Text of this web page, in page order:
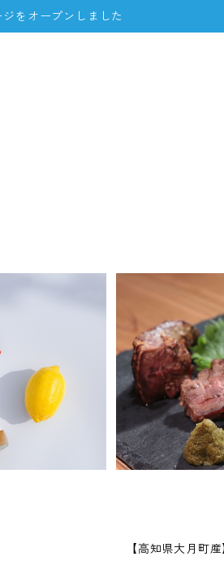
をオープンしました
【高知県大月町